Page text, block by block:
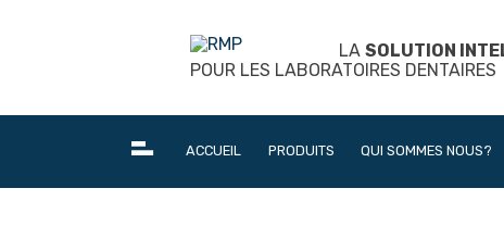
LASOLUTION
POUR LES LABORATOIRES DENTAIRES
ACCUEIL PRODUITS QUI SOMMES NOUS?